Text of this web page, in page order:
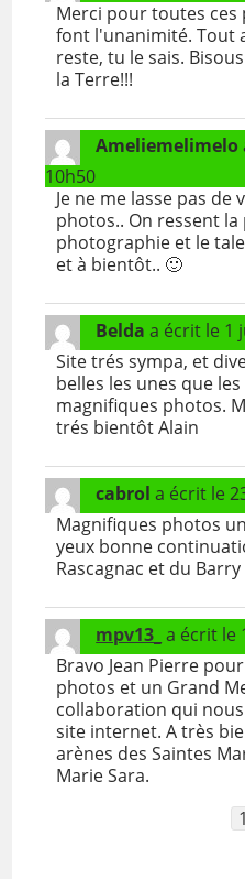
Merci pour toutes
font l'unanimité. Tout
reste, tu le sais.
la Terre!!!
Ameliemelimelo
10h50
Je ne me lasse pas
photos.. On ressent
photographie et le
et à bientôt.. 🙂
Beldaa écrit le 1
Site trés sympa, et
belles les unes que
magnifiques photos.
trés bientôt Alain
cabrola écrit le
Magnifiques photos
yeux bonne
Rascagnac et du
mpv13_ a écrit le
Bravo Jean Pierre
photos et un Grand
collaboration qui
site internet. A très
arènes des Saintes
Marie Sara.
1